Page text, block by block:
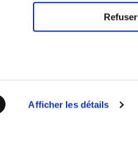
Afficher les détails
Refuser